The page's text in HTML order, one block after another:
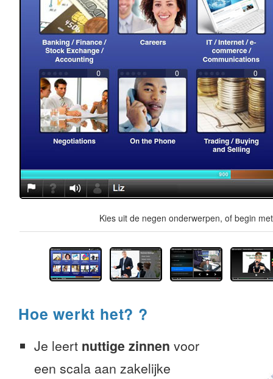
Kies uit de negen onderwerpen, of begin
Hoe werkt het? ?
Je leert nuttige zinnen voor
een scala aan zakelijke